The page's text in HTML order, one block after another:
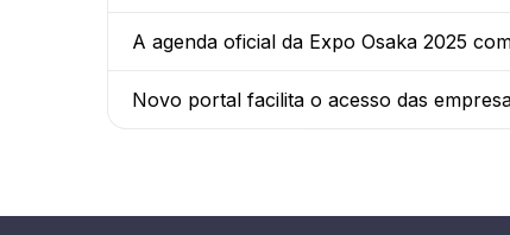
A agenda oficial da Expo Osaka 2025
Novo portal facilita o acesso das